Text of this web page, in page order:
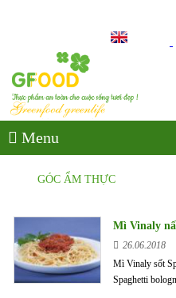
Menu
GÓC ẨM THỰC
Mì Vinaly
26.06.2018
Mì Vinaly sốt
Spaghetti